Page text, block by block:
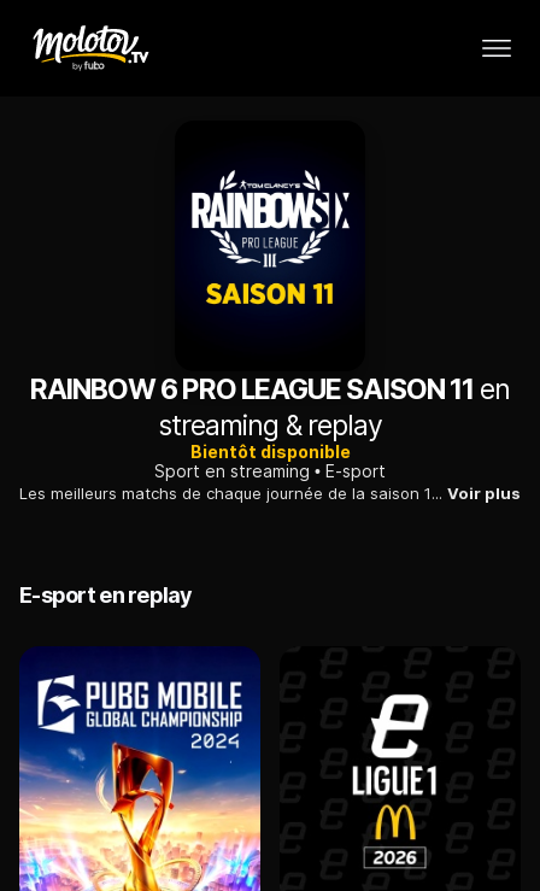
RAINBOW 6 PRO LEAGUE SAISON 11 en
streaming & replay
Bientôt disponible
Sport en streaming
E-sport
Les meilleurs matchs de chaque journée de la saison 11 de la Rainbow 6 Pro League, à vivre ou revivre seulement sur ES1. Voir plus
E-sport en replay